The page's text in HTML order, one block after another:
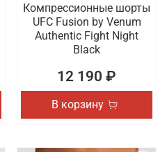
Компрессионные шорты
UFC Fusion by Venum
Authentic Fight Night
Black
12 190 ₽
В корзину